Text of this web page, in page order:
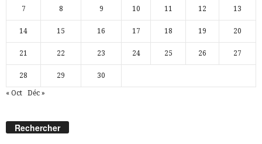
7 8 9 10 11 12 13
14 15 16 17 18 19 20
21 22 23 24 25 26 27
28 29 30
« Oct Déc »
Rechercher